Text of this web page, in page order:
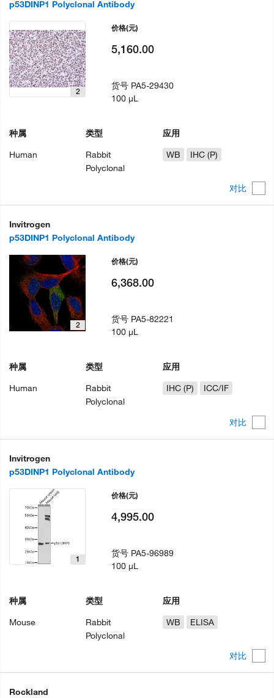
p53DINP1 Polyclonal Antibody
对比
2
种属
Human
类型
Rabbit
Polyclonal
应用
WB
IHC (P)
价格(元)
5,160.00
货号 PA5-29430
100 µL
Invitrogen
p53DINP1 Polyclonal Antibody
对比
2
种属
Human
类型
Rabbit
Polyclonal
应用
IHC (P)
ICC/IF
价格(元)
6,368.00
货号 PA5-82221
100 µL
Invitrogen
p53DINP1 Polyclonal Antibody
对比
1
种属
Mouse
类型
Rabbit
Polyclonal
应用
WB
ELISA
价格(元)
4,995.00
货号 PA5-96989
100 µL
Rockland